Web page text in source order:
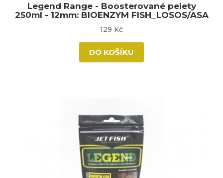
Legend Range - Boosterované pelety
250ml - 12mm: BIOENZYM FISH_LOSOS/ASA
129 Kč
DO KOŠÍKU